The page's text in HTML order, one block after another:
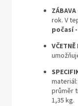
ZÁBAVA
rok. V
počasí
průměr
1,35 kg.